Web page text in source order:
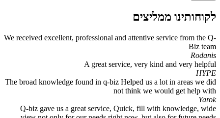
לקוחותינו ממליצים
We received excellent, professional and attentive service from the Q-
Biz team
Rodanis
A great service, very kind and very helpful
HYPE
The broad knowledge found in q-biz Helped us a lot in areas we did
not think we would get help with
Yarok
Q-biz gave us a great service, Quick, fill with knowledge, wide